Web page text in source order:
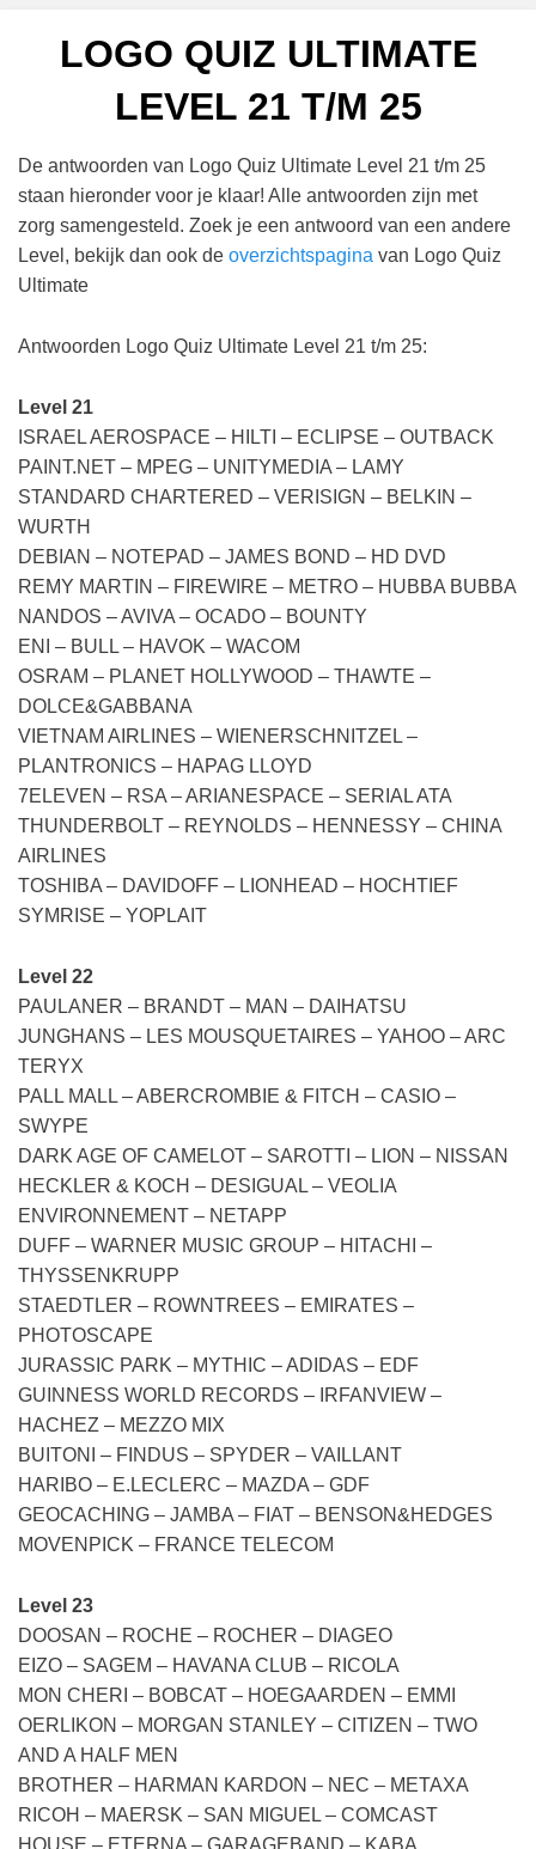
LOGO QUIZ ULTIMATE
LEVEL 21 T/M 25
De antwoorden van Logo Quiz Ultimate Level 21 t/m 25
staan hieronder voor je klaar! Alle antwoorden zijn met
zorg samengesteld. Zoek je een antwoord van een andere
Level, bekijk dan ook de overzichtspagina van Logo Quiz
Ultimate
Antwoorden Logo Quiz Ultimate Level 21 t/m 25:
Level 21
ISRAEL AEROSPACE – HILTI – ECLIPSE – OUTBACK
PAINT.NET – MPEG – UNITYMEDIA – LAMY
STANDARD CHARTERED – VERISIGN – BELKIN –
WURTH
DEBIAN – NOTEPAD – JAMES BOND – HD DVD
REMY MARTIN – FIREWIRE – METRO – HUBBA BUBBA
NANDOS – AVIVA – OCADO – BOUNTY
ENI – BULL – HAVOK – WACOM
OSRAM – PLANET HOLLYWOOD – THAWTE –
DOLCE&GABBANA
VIETNAM AIRLINES – WIENERSCHNITZEL –
PLANTRONICS – HAPAG LLOYD
7ELEVEN – RSA – ARIANESPACE – SERIAL ATA
THUNDERBOLT – REYNOLDS – HENNESSY – CHINA
AIRLINES
TOSHIBA – DAVIDOFF – LIONHEAD – HOCHTIEF
SYMRISE – YOPLAIT
Level 22
PAULANER – BRANDT – MAN – DAIHATSU
JUNGHANS – LES MOUSQUETAIRES – YAHOO – ARC
TERYX
PALL MALL – ABERCROMBIE & FITCH – CASIO –
SWYPE
DARK AGE OF CAMELOT – SAROTTI – LION – NISSAN
HECKLER & KOCH – DESIGUAL – VEOLIA
ENVIRONNEMENT – NETAPP
DUFF – WARNER MUSIC GROUP – HITACHI –
THYSSENKRUPP
STAEDTLER – ROWNTREES – EMIRATES –
PHOTOSCAPE
JURASSIC PARK – MYTHIC – ADIDAS – EDF
GUINNESS WORLD RECORDS – IRFANVIEW –
HACHEZ – MEZZO MIX
BUITONI – FINDUS – SPYDER – VAILLANT
HARIBO – E.LECLERC – MAZDA – GDF
GEOCACHING – JAMBA – FIAT – BENSON&HEDGES
MOVENPICK – FRANCE TELECOM
Level 23
DOOSAN – ROCHE – ROCHER – DIAGEO
EIZO – SAGEM – HAVANA CLUB – RICOLA
MON CHERI – BOBCAT – HOEGAARDEN – EMMI
OERLIKON – MORGAN STANLEY – CITIZEN – TWO
AND A HALF MEN
BROTHER – HARMAN KARDON – NEC – METAXA
RICOH – MAERSK – SAN MIGUEL – COMCAST
HOUSE – ETERNA – GARAGEBAND – KABA